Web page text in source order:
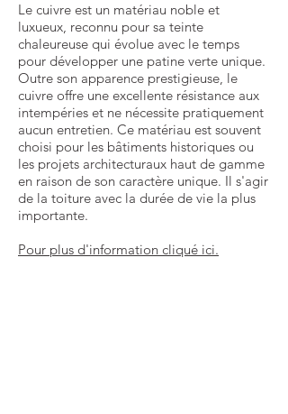
Le cuivre est un matériau noble et
luxueux, reconnu pour sa teinte
chaleureuse qui évolue avec le temps
pour développer une patine verte unique.
Outre son apparence prestigieuse, le
cuivre offre une excellente résistance aux
intempéries et ne nécessite pratiquement
aucun entretien. Ce matériau est souvent
choisi pour les bâtiments historiques ou
les projets architecturaux haut de gamme
en raison de son caractère unique. Il s'agir
de la toiture avec la durée de vie la plus
importante.
Pour plus d'information cliqué ici.